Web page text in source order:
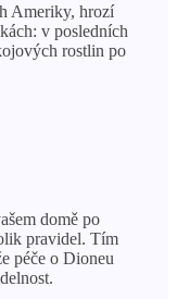
Ameriky, hrozí
v posledních
rostlin po
domě po
pravidel. Tím
péče o Dioneu